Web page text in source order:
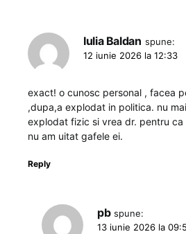
Iulia Baldan spune:
12 iunie 2026 la 12:33
exact! o cunosc personal , facea
,dupa,a explodat in politica. nu
explodat fizic si vrea dr. pentru ca
nu am uitat gafele ei.
Reply
pb spune:
13 iunie 2026 la